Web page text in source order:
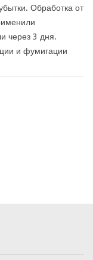
Обработка от
через 3 дня.
и фумигации